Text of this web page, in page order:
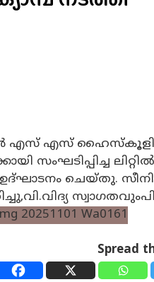
എസ് എസ് ഹൈസ്കൂളിൽ
സംഘടിപ്പിച്ച
ചെയ്തു.
Spread